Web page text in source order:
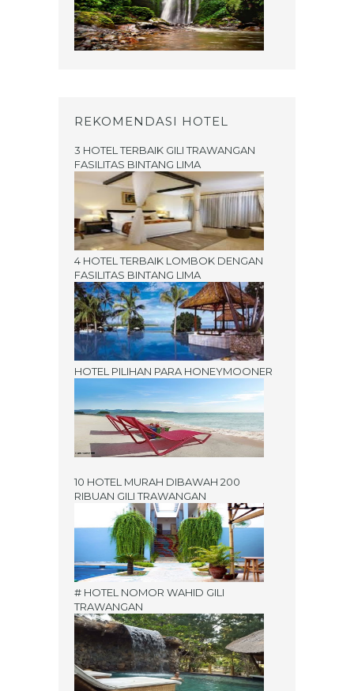
REKOMENDASI HOTEL
3 HOTEL TERBAIK GILI TRAWANGAN
FASILITAS BINTANG LIMA
4 HOTEL TERBAIK LOMBOK DENGAN
FASILITAS BINTANG LIMA
HOTEL PILIHAN PARA HONEYMOONER
10 HOTEL MURAH DIBAWAH 200
RIBUAN GILI TRAWANGAN
# HOTEL NOMOR WAHID GILI
TRAWANGAN